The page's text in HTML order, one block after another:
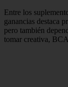
Entre los
ganancias destaca
pero también
tomar creativa,